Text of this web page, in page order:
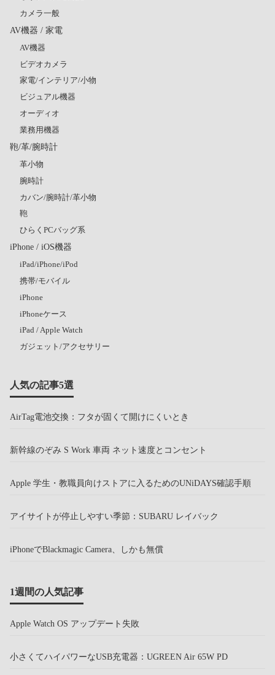
カメラ一般
AV機器 / 家電
AV機器
ビデオカメラ
家電/インテリア/小物
ビジュアル機器
オーディオ
業務用機器
鞄/革/腕時計
革小物
腕時計
カバン/腕時計/革小物
鞄
ひらくPCバッグ系
iPhone / iOS機器
iPad/iPhone/iPod
携帯/モバイル
iPhone
iPhoneケース
iPad / Apple Watch
ガジェット/アクセサリー
人気の記事5選
AirTag電池交換：フタが固くて開けにくいとき
新幹線のぞみ S Work 車両 ネット速度とコンセント
Apple 学生・教職員向けストアに入るためのUNiDAYS確認手順
アイサイトが停止しやすい季節：SUBARU レイバック
iPhoneでBlackmagic Camera、しかも無償
1週間の人気記事
Apple Watch OS アップデート失敗
小さくてハイパワーなUSB充電器：UGREEN Air 65W PD